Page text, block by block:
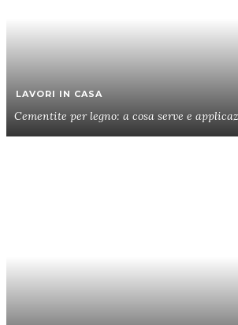
LAVORI IN CASA
Cementite per legno: a cosa serve e